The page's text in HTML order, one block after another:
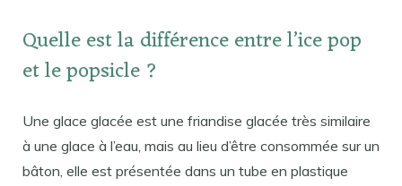
Quelle est la différence entre l’ice pop
et le popsicle ?
Une glace glacée est une friandise glacée très similaire
à une glace à l’eau, mais au lieu d’être consommée sur un
bâton, elle est présentée dans un tube en plastique